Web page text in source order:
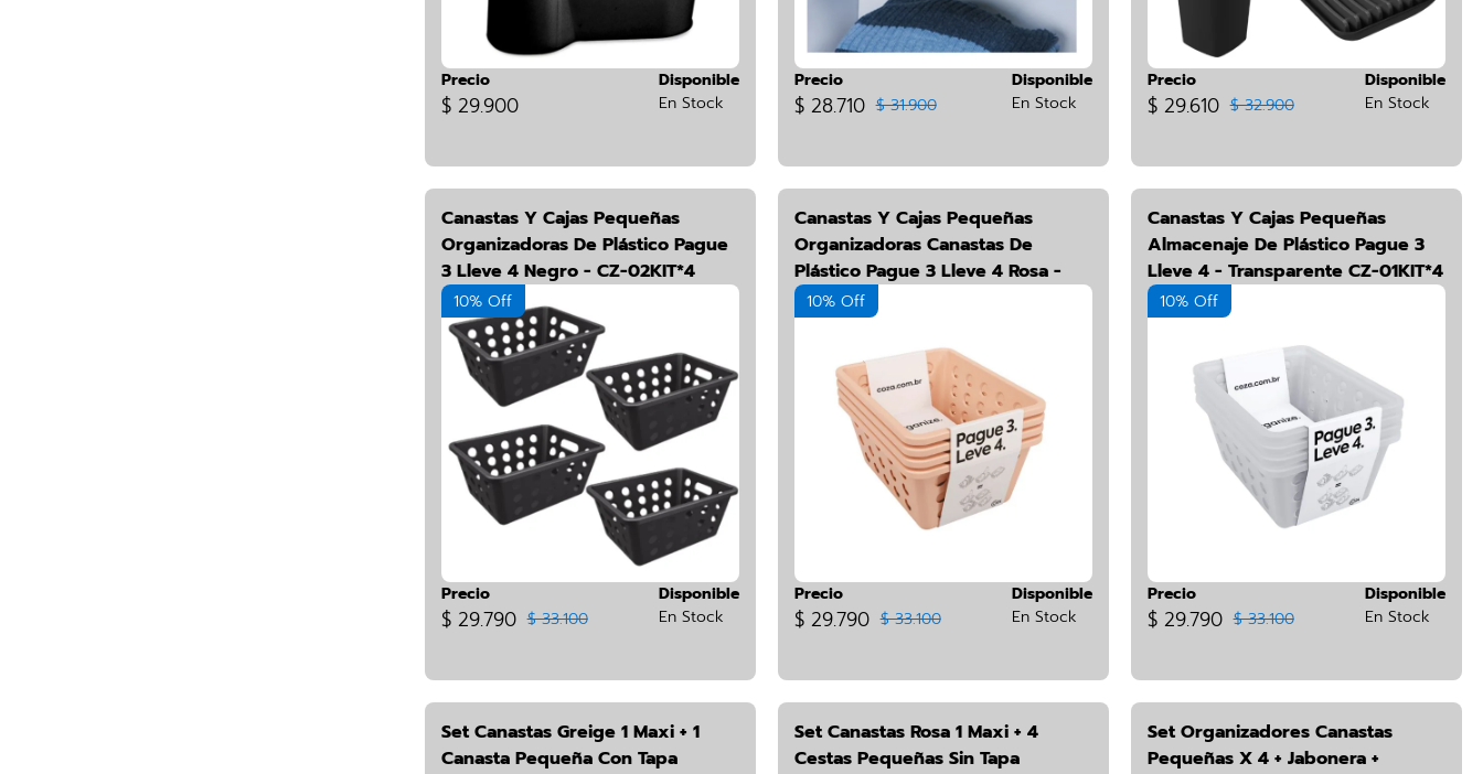
Precio
$ 29.900
Disponible
En Stock
Precio
$ 28.710 $ 31.900
Disponible
En Stock
Precio
$ 29.610 $ 32.900
Disponible
En Stock
Canastas Y Cajas Pequeñas
Organizadoras De Plástico Pague
3 Lleve 4 Negro - CZ-02KIT*4
10% Off
Precio
$ 29.790 $ 33.100
Disponible
En Stock
Canastas Y Cajas Pequeñas
Organizadoras Canastas De
Plástico Pague 3 Lleve 4 Rosa -
CZ-03KIT*4
10% Off
Precio
$ 29.790 $ 33.100
Disponible
En Stock
Canastas Y Cajas Pequeñas
Almacenaje De Plástico Pague 3
Lleve 4 - Transparente CZ-01KIT*4
10% Off
Precio
$ 29.790 $ 33.100
Disponible
En Stock
Set Canastas Greige 1 Maxi + 1
Canasta Pequeña Con Tapa
Set Canastas Rosa 1 Maxi + 4
Cestas Pequeñas Sin Tapa
Set Organizadores Canastas
Pequeñas X 4 + Jabonera +